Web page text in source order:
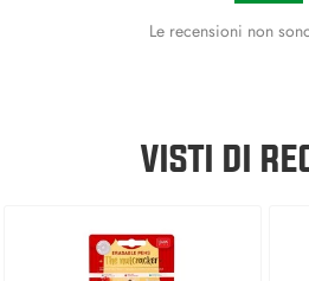
Le recensioni non
VISTI DI